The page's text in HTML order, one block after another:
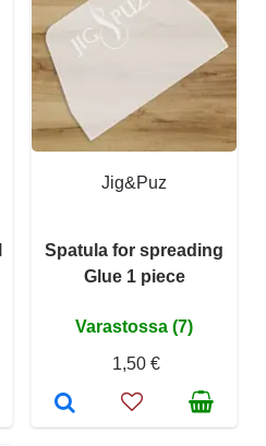
Jig&Puz
Spatula for spreading
Glue 1 piece
Varastossa (7)
1,50 €